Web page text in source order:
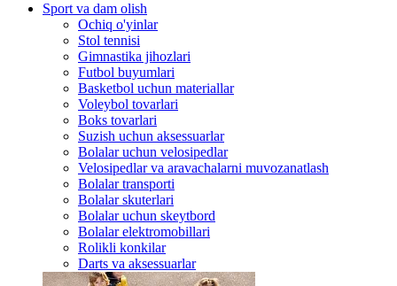
Sport va dam olish
Ochiq o'yinlar
Stol tennisi
Gimnastika jihozlari
Futbol buyumlari
Basketbol uchun materiallar
Voleybol tovarlari
Boks tovarlari
Suzish uchun aksessuarlar
Bolalar uchun velosipedlar
Velosipedlar va aravachalarni muvozanatlash
Bolalar transporti
Bolalar skuterlari
Bolalar uchun skeytbord
Bolalar elektromobillari
Rolikli konkilar
Darts va aksessuarlar